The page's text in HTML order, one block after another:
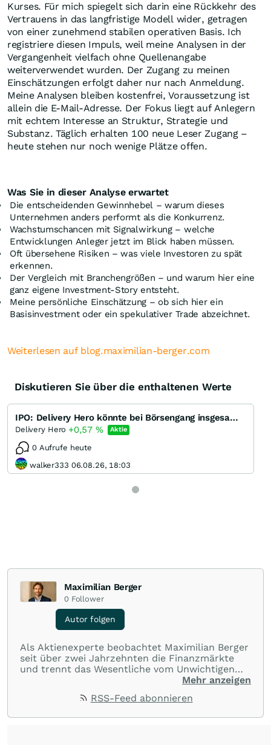
Kurses. Für mich spiegelt sich darin eine Rückkehr des
Vertrauens in das langfristige Modell wider, getragen
von einer zunehmend stabilen operativen Basis. Ich
registriere diesen Impuls, weil meine Analysen in der
Vergangenheit vielfach ohne Quellenangabe
weiterverwendet wurden. Der Zugang zu meinen
Einschätzungen erfolgt daher nur nach Anmeldung.
Meine Analysen bleiben kostenfrei, Voraussetzung ist
allein die E-Mail-Adresse. Der Fokus liegt auf Anlegern
mit echtem Interesse an Struktur, Strategie und
Substanz. Täglich erhalten 100 neue Leser Zugang –
heute stehen nur noch wenige Plätze offen.
Was Sie in dieser Analyse erwartet
Die entscheidenden Gewinnhebel – warum dieses
Unternehmen anders performt als die Konkurrenz.
Wachstumschancen mit Signalwirkung – welche
Entwicklungen Anleger jetzt im Blick haben müssen.
Oft übersehene Risiken – was viele Investoren zu spät
erkennen.
Der Vergleich mit Branchengrößen – und warum hier eine
ganz eigene Investment-Story entsteht.
Meine persönliche Einschätzung – ob sich hier ein
Basisinvestment oder ein spekulativer Trade abzeichnet.
Weiterlesen auf blog.maximilian-berger.com
Diskutieren Sie über die enthaltenen Werte
IPO: Delivery Hero könnte bei Börsengang insgesamt bis zu eine Milliarde einsammeln
Delivery Hero +0,57 % Aktie
0 Aufrufe heute
walker333 06.08.26, 18:03
Maximilian Berger
0 Follower
Autor folgen
Als Aktienexperte beobachtet Maximilian Berger
seit über zwei Jahrzehnten die Finanzmärkte
und trennt das Wesentliche vom Unwichtigen
und liefert wöchentlich klare, unabhängige
und Renditen liefern.
Mehr anzeigen
RSS-Feed abonnieren